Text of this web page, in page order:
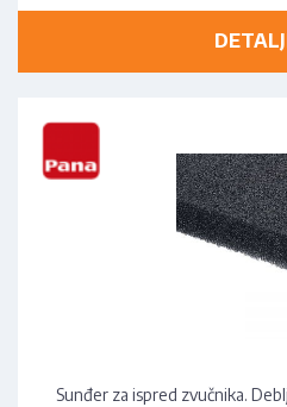
Sunđer za ispred zvučnika.